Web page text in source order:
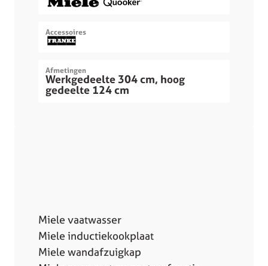
Accessoires
Afmetingen
Werkgedeelte 304 cm, hoog
gedeelte 124 cm
Miele vaatwasser
Miele inductiekookplaat
Miele wandafzuigkap